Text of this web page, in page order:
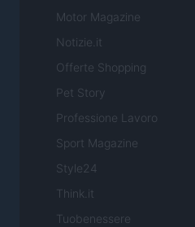
Motor Magazine
Notizie.it
Offerte Shopping
Pet Story
Professione Lavoro
Sport Magazine
Style24
Think.it
Tuobenessere